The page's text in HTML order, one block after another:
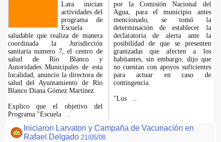
Lara inician
actividades del
programa de
Escuela
saludable que realiza de manera
coordinada la Jurisdicción
sanitaria numero 7, el centro de
salud de Río Blanco y
Autoridades Municipales de esta
localidad, anuncio la directora de
salud del Ayuntamiento de Río
Blanco Diana Gómez Martínez.
Explico que el objetivo del
Programa "Escuela
por la Comisión Nacional del
Agua, para el municipio antes
mencionado, se tomó la
determinación de establecer la
declaratoria de alerta ante la
posibilidad de que se presenten
granizadas que afecten a los
habitantes, sin embargo, dijo que
no cuentan con apoyos suficientes
para actuar en caso de
contingencia.
"Los
Iniciaron Larvaton y Campaña de Vacunación en
Rafael Delgado 21/05/08